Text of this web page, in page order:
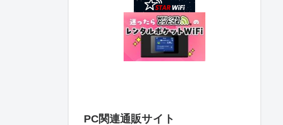
PC関連通販サイト